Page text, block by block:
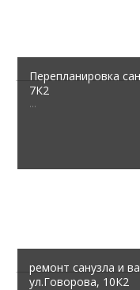
Перепланировка
7К2
...
ремонт санузла и
ул.Говорова, 10К2